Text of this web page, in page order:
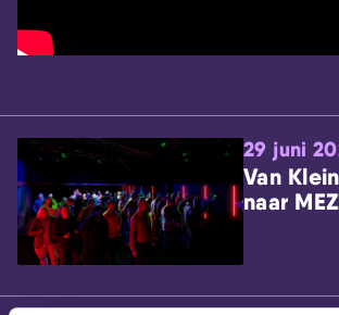
29 juni
Van
naar